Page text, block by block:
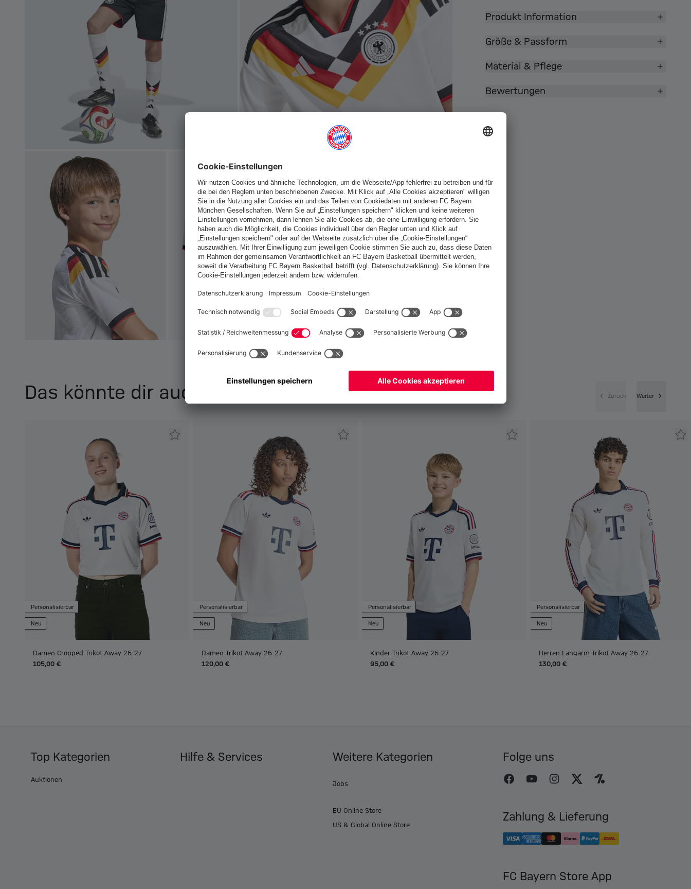
Produkt Information
Größe & Passform
Material & Pflege
Bewertungen
Das könnte dir auch gefallen Zurück Weiter
Personalisierbar
Neu
Damen Cropped Trikot Away 26-27
105,00 €
Personalisierbar
Neu
Damen Trikot Away 26-27
120,00 €
Personalisierbar
Neu
Kinder Trikot Away 26-27
95,00 €
Personalisierbar
Neu
Herren Langarm Trikot Away 26-27
130,00 €
Top Kategorien
Auktionen
Hilfe & Services Weitere Kategorien
Jobs
EU Online Store
US & Global Online Store
Folge uns
Zahlung & Lieferung
FC Bayern Store App
Möchtest du im StoreDeutschlandbleiben?
Ja,Deutschland, um dorthin zu liefern!